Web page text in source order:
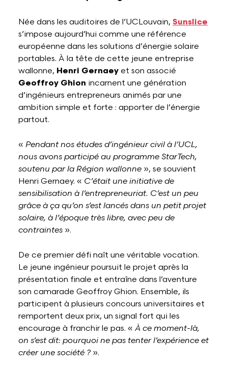
Née dans les auditoires de l’UCLouvain, Sunslice
s’impose aujourd’hui comme une référence
européenne dans les solutions d’énergie solaire
portables. À la tête de cette jeune entreprise
wallonne, Henri Gernaey et son associé
Geoffroy Ghion incarnent une génération
d’ingénieurs entrepreneurs animés par une
ambition simple et forte : apporter de l’énergie
partout.
« Pendant nos études d’ingénieur civil à l’UCL,
nous avons participé au programme StarTech,
soutenu par la Région wallonne », se souvient
Henri Gernaey. « C’était une initiative de
sensibilisation à l’entrepreneuriat. C’est un peu
grâce à ça qu’on s’est lancés dans un petit projet
solaire, à l’époque très libre, avec peu de
contraintes ».
De ce premier défi naît une véritable vocation.
Le jeune ingénieur poursuit le projet après la
présentation finale et entraîne dans l’aventure
son camarade Geoffroy Ghion. Ensemble, ils
participent à plusieurs concours universitaires et
remportent deux prix, un signal fort qui les
encourage à franchir le pas. « À ce moment-là,
on s’est dit: pourquoi ne pas tenter l’expérience et
créer une société ?».